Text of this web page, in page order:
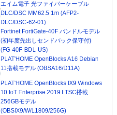
エイム電子 光ファイバーケーブル
DLC/DSC MM62.5 1m (AFP2-
DLC/DSC-62-01)
Fortinet FortiGate-40F バンドルモデル
(初年度先出しセンドバック保守付)
(FG-40F-BDL-US)
PLAT'HOME OpenBlocks A16 Debian
11搭載モデル (OBSA16/D11A)
PLAT'HOME OpenBlocks IX9 Windows
10 IoT Enterprise 2019 LTSC搭載
256GBモデル
(OBSIX9/W/L1809/256G)